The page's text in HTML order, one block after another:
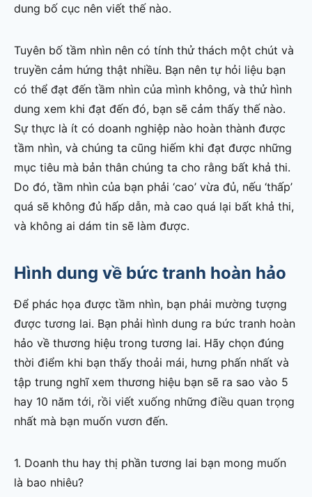
dung bố cục nên viết thế nào.
Tuyên bố tầm nhìn nên có tính thử thách một chút và
truyền cảm hứng thật nhiều. Bạn nên tự hỏi liệu bạn
có thể đạt đến tầm nhìn của mình không, và thử hình
dung xem khi đạt đến đó, bạn sẽ cảm thấy thế nào.
Sự thực là ít có doanh nghiệp nào hoàn thành được
tầm nhìn, và chúng ta cũng hiếm khi đạt được những
mục tiêu mà bản thân chúng ta cho rằng bất khả thi.
Do đó, tầm nhìn của bạn phải ‘cao’ vừa đủ, nếu ‘thấp’
quá sẽ không đủ hấp dẫn, mà cao quá lại bất khả thi,
và không ai dám tin sẽ làm được.
Hình dung về bức tranh hoàn hảo
Để phác họa được tầm nhìn, bạn phải mường tượng
được tương lai. Bạn phải hình dung ra bức tranh hoàn
hảo về thương hiệu trong tương lai. Hãy chọn đúng
thời điểm khi bạn thấy thoải mái, hưng phấn nhất và
tập trung nghĩ xem thương hiệu bạn sẽ ra sao vào 5
hay 10 năm tới, rồi viết xuống những điều quan trọng
nhất mà bạn muốn vươn đến.
1. Doanh thu hay thị phần tương lai bạn mong muốn
là bao nhiêu?